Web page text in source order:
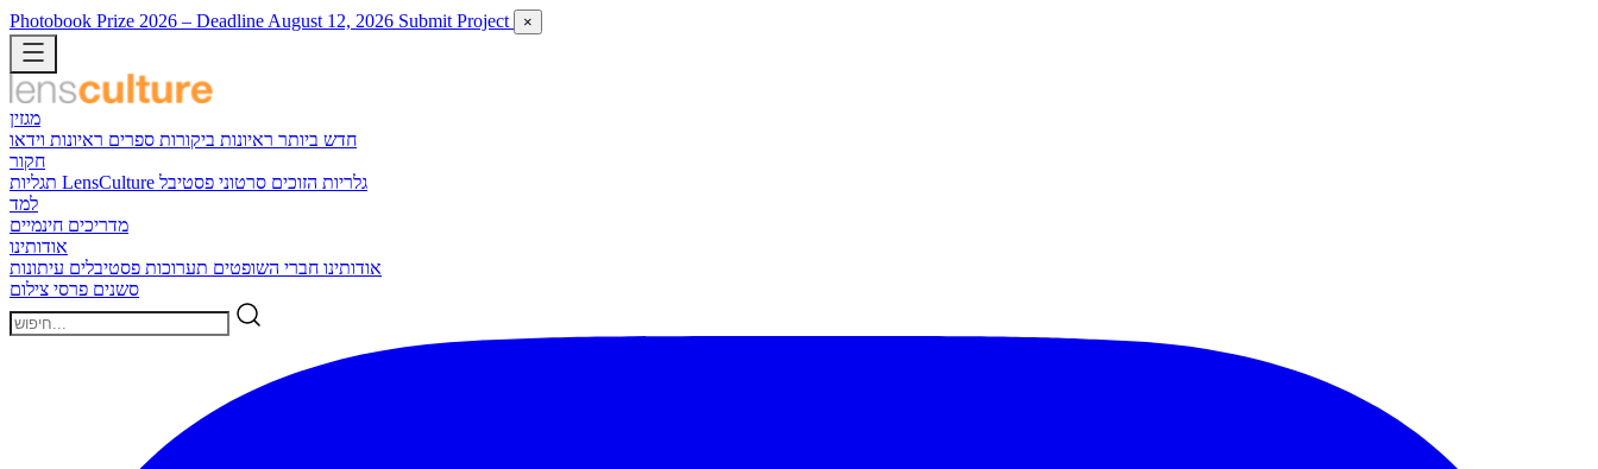
Photobook Prize 2026 – Deadline August 12, 2026 Submit Project ×
מגזין
חדש ביותר ראיונות ביקורות ספרים ראיונות וידאו
חקור
תגליות LensCulture
גלריות הזוכים סרטוני פסטיבל
למד
מדריכים חינמיים
אודותינו
אודותינו חברי השופטים תערוכות פסטיבלים עיתונות
סשנים פרסי צילום